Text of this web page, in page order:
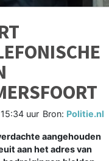
uur Bron: Politie.nl
aangehouden
aan het adres van